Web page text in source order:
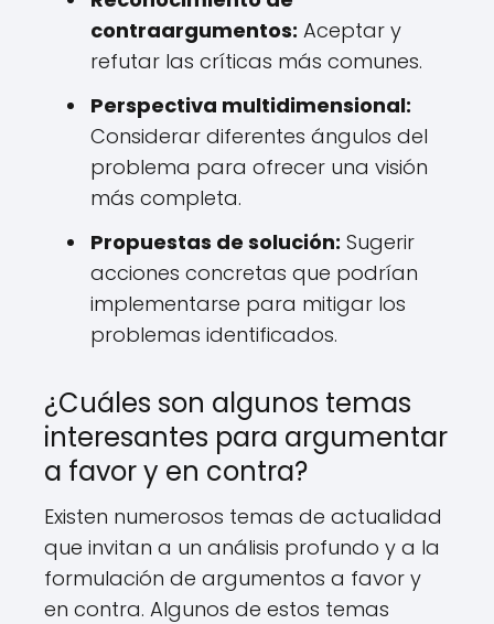
contraargumentos: Aceptar y
refutar las críticas más comunes.
Perspectiva multidimensional:
Considerar diferentes ángulos del
problema para ofrecer una visión
más completa.
Propuestas de solución: Sugerir
acciones concretas que podrían
implementarse para mitigar los
problemas identificados.
¿Cuáles son algunos temas
interesantes para argumentar
a favor y en contra?
Existen numerosos temas de actualidad
que invitan a un análisis profundo y a la
formulación de argumentos a favor y
en contra. Algunos de estos temas